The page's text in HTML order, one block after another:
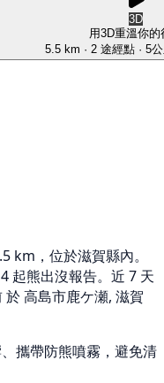
3D
用3D重溫你的
5.5 km · 2 途經點 · 5
km，位於滋賀縣內。
起熊出沒報告。近 7 天
高島市鹿ケ瀬, 滋賀
攜帶防熊噴霧，避免清